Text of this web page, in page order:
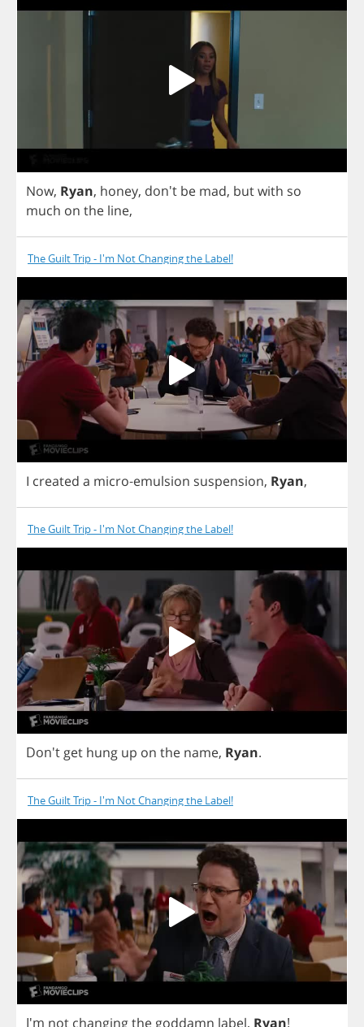
Now, Ryan, honey, don't be mad, butwith so
much on the line,
The Guilt Trip - I'm Not Changing the Label!
I created a micro-emulsion suspension, Ryan,
The Guilt Trip - I'm Not Changing the Label!
Don't get hung up on the name, Ryan.
The Guilt Trip - I'm Not Changing the Label!
I'm not changingthe goddamn label, Ryan!